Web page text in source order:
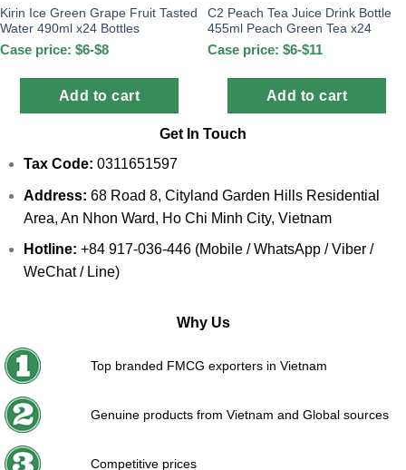
Kirin Ice Green Grape Fruit Tasted
Water 490ml x24 Bottles
Case price: $6-$8
Add to cart
C2 Peach Tea Juice Drink Bottle
455ml Peach Green Tea x24
Case price: $6-$11
Add to cart
Get In Touch
Tax Code: 0311651597
Address: 68 Road 8, Cityland Garden Hills Residential
Area, An Nhon Ward, Ho Chi Minh City, Vietnam
Hotline: +84 917-036-446 (Mobile / WhatsApp / Viber /
WeChat / Line)
Why Us
Top branded FMCG exporters in Vietnam
Genuine products from Vietnam and Global sources
Competitive prices